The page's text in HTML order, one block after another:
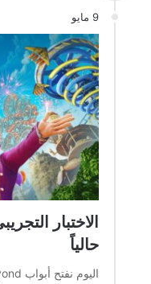
9 مايو
حالياً